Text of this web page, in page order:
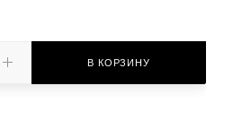
В КОРЗИНУ